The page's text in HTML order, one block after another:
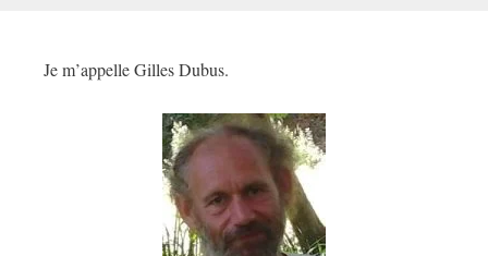
Je m’appelle Gilles Dubus.